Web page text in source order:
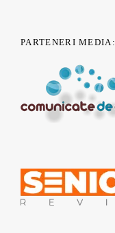
PARTENERI MEDIA: